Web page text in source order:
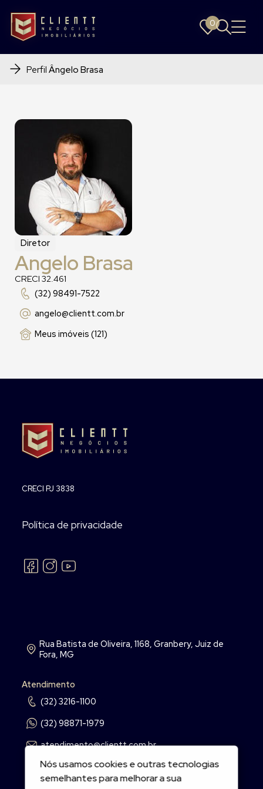
0
0
PerfilÂngelo Brasa
Diretor
Angelo Brasa
CRECI 32.461
(32) 98491-7522
angelo@clientt.com.br
Meus imóveis (121)
CRECI PJ 3838
Política de privacidade
Rua Batista de Oliveira, 1168, Granbery, Juiz de
Fora, MG
Atendimento
(32) 3216-1100
(32) 98871-1979
atendimento@clientt.com.br
Nós usamos cookies e outras tecnologias
semelhantes para melhorar a sua